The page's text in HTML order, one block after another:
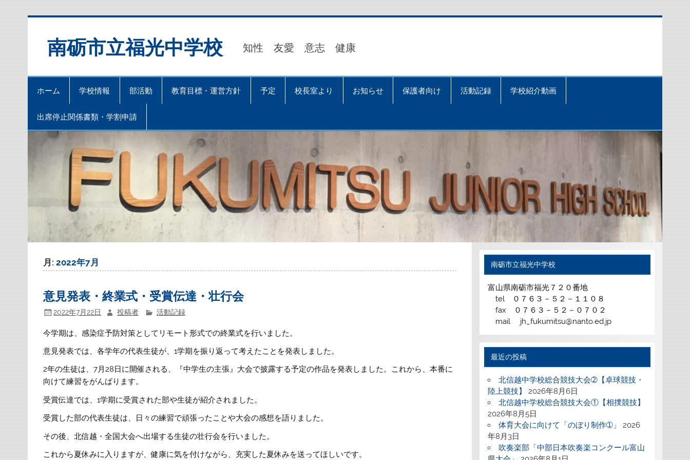
南砺市立福光中学校 知性 友愛 意志 健康
ホーム 学校情報 部活動 教育目標・運営方針 予定 校長室より お知らせ 保護者向け 活動記録 学校紹介動画
出席停止関係書類・学割申請
月:2022年7月
意見発表・終業式・受賞伝達・壮行会
2022年7月22日 投稿者 活動記録
今学期は、感染症予防対策としてリモート形式での終業式を行いました。
意見発表では、各学年の代表生徒が、1学期を振り返って考えたことを発表しました。
2年の生徒は、7月28日に開催される、『中学生の主張』大会で披露する予定の作品を発表しました。これから、本番に
向けて練習をがんばります。
受賞伝達では、1学期に受賞された部や生徒が紹介されました。
受賞した部の代表生徒は、日々の練習で頑張ったことや大会の感想を語りました。
その後、北信越・全国大会へ出場する生徒の壮行会を行いました。
これから夏休みに入りますが、健康に気を付けながら、充実した夏休みを送ってほしいです。
南砺市立福光中学校
富山県南砺市福光７２０番地
tel ０７６３－５２－１１０８
fax ０７６３－５２－０７０２
mail jh_fukumitsu@nanto.ed.jp
最近の投稿
北信越中学校総合競技大会➁【卓球競技・
陸上競技】
2026年8月6日
北信越中学校総合競技大会①【相撲競技】
2026年8月5日
体育大会に向けて「のぼり制作➀」
2026
年8月3日
吹奏楽部「中部日本吹奏楽コンクール富山